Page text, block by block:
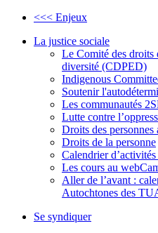
<<< Enjeux
La justice sociale
Le Comité des droits
diversité (CDPED)
Indigenous
Soutenir
Les communautés
Lutte contre
Droits des
Droits de la personne
Calendrier
Les cours au
Aller de l’avant :
Autochtones des
Se syndiquer